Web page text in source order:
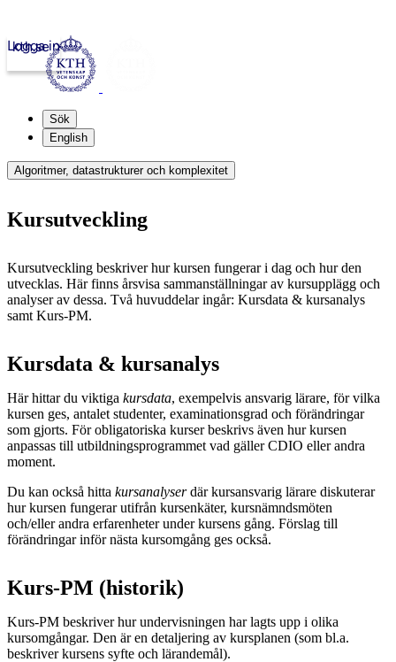
kth.se
Logga in
Sök
English
Algoritmer, datastrukturer och komplexitet
Kursutveckling
Kursutveckling beskriver hur kursen fungerar i dag och hur den
utvecklas. Här finns årsvisa sammanställningar av kursupplägg och
analyser av dessa. Två huvuddelar ingår: Kursdata & kursanalys
samt Kurs-PM.
Kursdata & kursanalys
Här hittar du viktiga kursdata, exempelvis ansvarig lärare, för vilka
kursen ges, antalet studenter, examinationsgrad och förändringar
som gjorts. För obligatoriska kurser beskrivs även hur kursen
anpassas till utbildningsprogrammet vad gäller CDIO eller andra
moment.
Du kan också hitta kursanalyserdär kursansvarig lärare diskuterar
hur kursen fungerar utifrån kursenkäter, kursnämndsmöten
och/eller andra erfarenheter under kursens gång. Förslag till
förändringar inför nästa kursomgång ges också.
Kurs-PM (historik)
Kurs-PM beskriver hur undervisningen har lagts upp i olika
kursomgångar. Den är en detaljering av kursplanen (som bl.a.
beskriver kursens syfte och lärandemål).